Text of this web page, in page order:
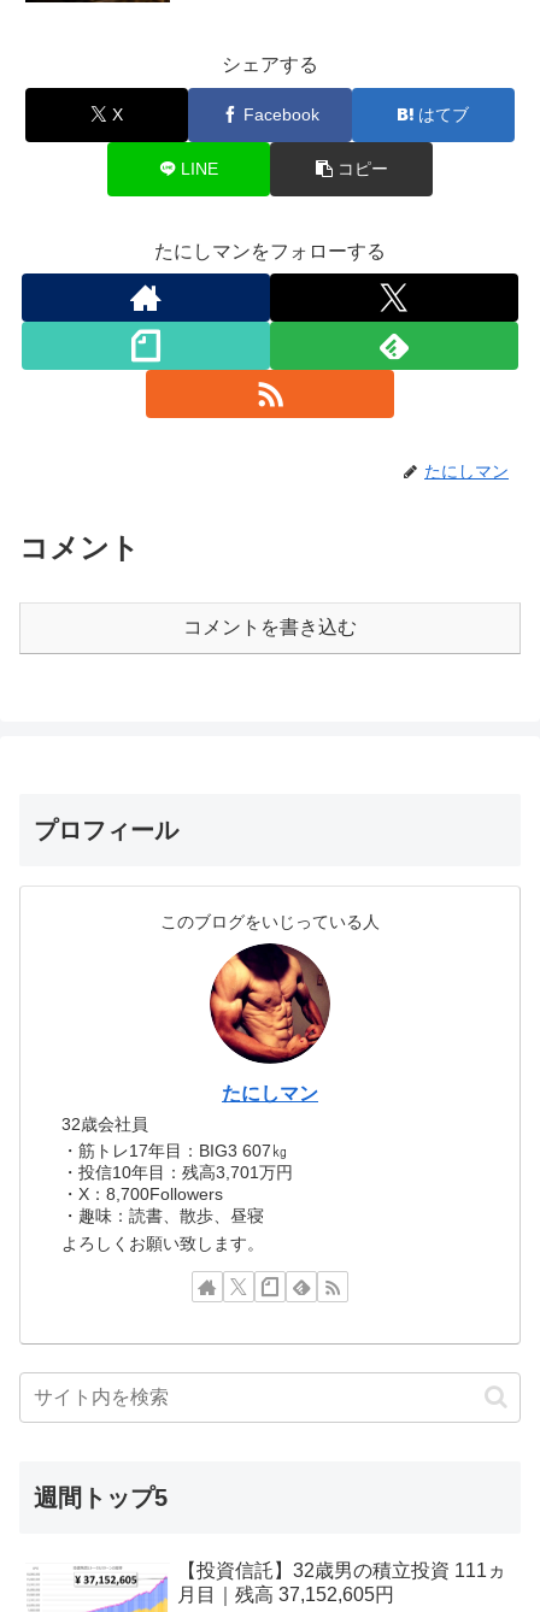
シェアする
X Facebook はてブ
LINE コピー
たにしマンをフォローする
たにしマン
コメント
コメントを書き込む
プロフィール
このブログをいじっている人
たにしマン
32歳会社員
・筋トレ17年目：BIG3 607㎏
・投信10年目：残高3,701万円
・X：8,700Followers
・趣味：読書、散歩、昼寝
よろしくお願い致します。
週間トップ5
【投資信託】32歳男の積立投資 111ヵ
月目｜残高 37,152,605円